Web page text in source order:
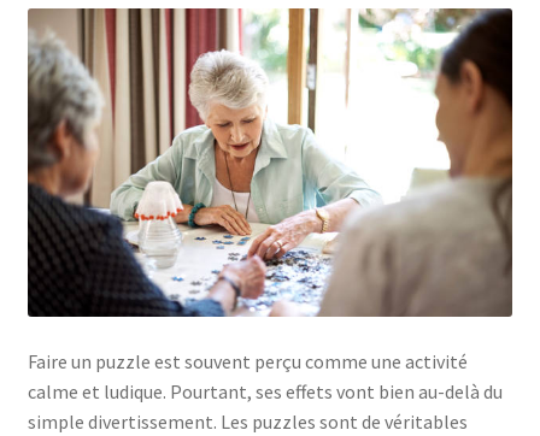
Faire un puzzle est souvent perçu comme une activité
calme et ludique. Pourtant, ses effets vont bien au-delà du
simple divertissement. Les puzzles sont de véritables